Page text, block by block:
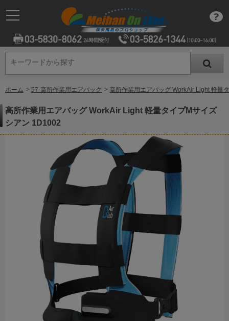
キーワードから探す
キーワードから探す
ホーム > 57-高所作業用エアバック > 高所作業用エアバッグ WorkAir Light 軽量
高所作業用エアバッグ WorkAir Light 軽量タイプMサイズ
シアン 1D1002